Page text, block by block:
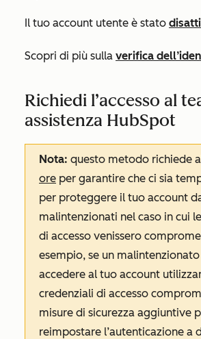
Il tuo account utente è stato
Scopri di più sulla verifica
Richiedi l’accesso al
assistenza HubSpot
Nota: questo metodo richiede
ore per garantire che ci sia
per proteggere il tuo account
malintenzionati nel caso in cui
di accesso venissero
esempio, se un
accedere al tuo account
credenziali di accesso
misure di sicurezza aggiuntive
reimpostare l’autenticazione a